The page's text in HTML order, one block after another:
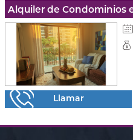
Llamar